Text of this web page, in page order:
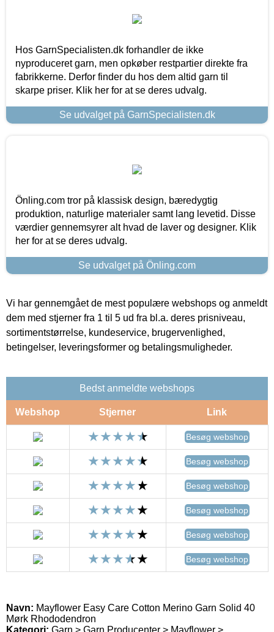
Hos GarnSpecialisten.dk forhandler de ikke
nyproduceret garn, men opkøber restpartier direkte fra
fabrikkerne. Derfor finder du hos dem altid garn til
skarpe priser. Klik her for at se deres udvalg.
Se udvalget på GarnSpecialisten.dk
Önling.com tror på klassisk design, bæredygtig
produktion, naturlige materialer samt lang levetid. Disse
værdier gennemsyrer alt hvad de laver og designer. Klik
her for at se deres udvalg.
Se udvalget på Önling.com
Vi har gennemgået de mest populære webshops og anmeldt
dem med stjerner fra 1 til 5 ud fra bl.a. deres prisniveau,
sortimentstørrelse, kundeservice, brugervenlighed,
betingelser, leveringsformer og betalingsmuligheder.
Bedst anmeldte webshops
Webshop Stjerner Link
Besøg webshop
Besøg webshop
Besøg webshop
Besøg webshop
Besøg webshop
Besøg webshop
Navn: Mayflower Easy Care Cotton Merino Garn Solid 40
Mørk Rhododendron
Kategori: Garn > Garn Producenter > Mayflower >